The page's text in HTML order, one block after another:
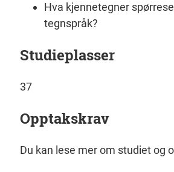
Hva kjennetegner
tegnspråk?
Studieplasser
37
Opptakskrav
Du kan lese mer om studiet og